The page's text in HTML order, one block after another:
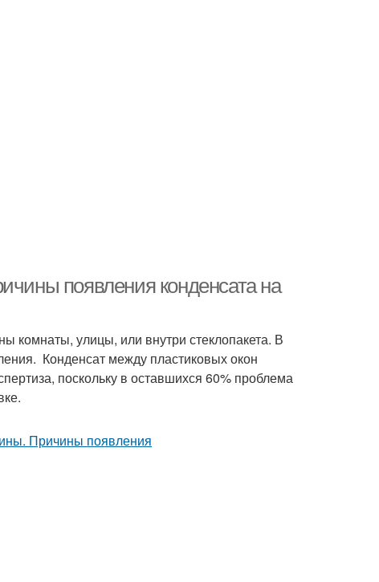
появления конденсата на
комнаты, улицы, или внутри стеклопакета. В
Конденсат между пластиковых окон
поскольку в оставшихся 60% проблема